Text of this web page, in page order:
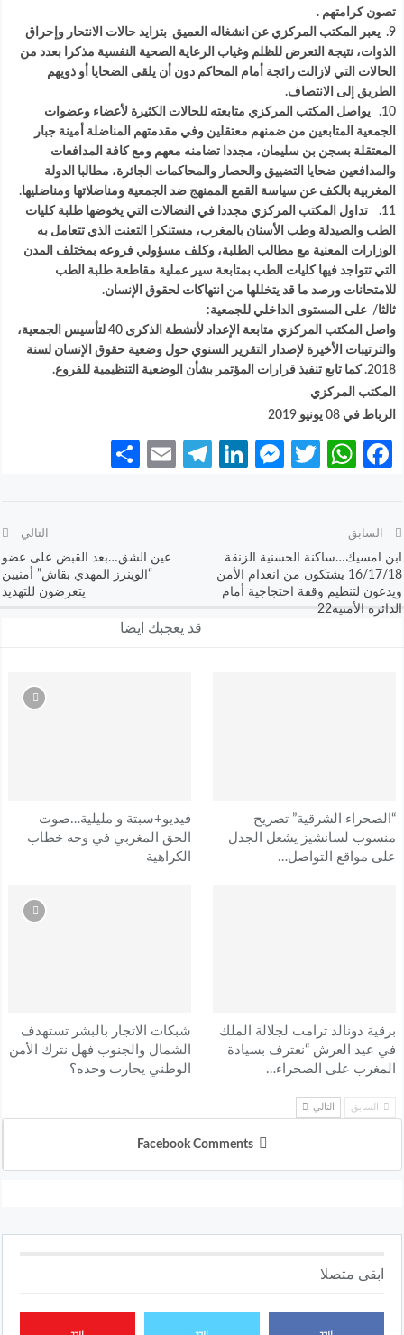
تصون كرامتهم .
9. يعبر المكتب المركزي عن انشغاله العميق بتزايد حالات الانتحار وإحراق
الذوات، نتيجة التعرض للظلم وغياب الرعاية الصحية النفسية مذكرا بعدد من
الحالات التي لازالت رائجة أمام المحاكم دون أن يلقى الضحايا أو ذويهم
الطريق إلى الانتصاف.
10. يواصل المكتب المركزي متابعته للحالات الكثيرة لأعضاء وعضوات
الجمعية المتابعين من ضمنهم معتقلين وفي مقدمتهم المناضلة أمينة جبار
المعتقلة بسجن بن سليمان، مجددا تضامنه معهم ومع كافة المدافعات
والمدافعين ضحايا التضييق والحصار والمحاكمات الجائرة، مطالبا الدولة
المغربية بالكف عن سياسة القمع الممنهج ضد الجمعية ومناضلاتها ومناضليها.
11. تداول المكتب المركزي مجددا في النضالات التي يخوضها طلبة كليات
الطب والصيدلة وطب الأسنان بالمغرب، مستنكرا التعنت الذي تتعامل به
الوزارات المعنية مع مطالب الطلبة، وكلف مسؤولي فروعه بمختلف المدن
التي تتواجد فيها كليات الطب بمتابعة سير عملية مقاطعة طلبة الطب
للامتحانات ورصد ما قد يتخللها من انتهاكات لحقوق الإنسان.
ثالثا/ على المستوى الداخلي للجمعية:
واصل المكتب المركزي متابعة الإعداد لأنشطة الذكرى 40 لتأسيس الجمعية،
والترتيبات الأخيرة لإصدار التقرير السنوي حول وضعية حقوق الإنسان لسنة
2018. كما تابع تنفيذ قرارات المؤتمر بشأن الوضعية التنظيمية للفروع.
المكتب المركزي
الرباط في 08 يونيو 2019
Facebook
WhatsApp
Twitter
Messenger
LinkedIn
Telegram
Email
السابق
ابن امسيك…ساكنة الحسنية الزنقة
16/17/18 يشتكون من انعدام الأمن
ويدعون لتنظيم وقفة احتجاجية أمام
الدائرة الأمنية22
التالي
عين الشق…بعد القبض على عضو
“الوينرز المهدي بقاش” أمنيين
يتعرضون للتهديد
قد يعجبك ايضا
“الصحراء الشرقية” تصريح
منسوب لسانشيز يشعل الجدل
على مواقع التواصل…
فيديو+سبتة و مليلية…صوت
الحق المغربي في وجه خطاب
الكراهية
برقية دونالد ترامب لجلالة الملك
في عيد العرش “نعترف بسيادة
المغرب على الصحراء…
شبكات الاتجار بالبشر تستهدف
الشمال والجنوب فهل نترك الأمن
الوطني يحارب وحده؟
السابق التالي
Facebook Comments
ابقى متصلا